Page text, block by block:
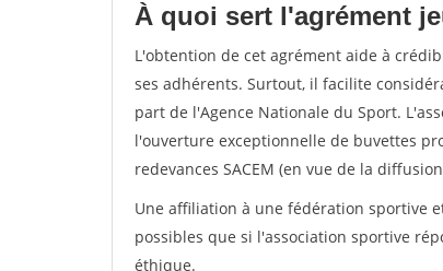
À quoi sert l'agrément
L'obtention de cet agrément aide à
ses adhérents. Surtout, il facilite
part de l'Agence Nationale du Sport.
l'ouverture exceptionnelle de buvettes
redevances SACEM (en vue de la
Une affiliation à une fédération sportive
possibles que si l'association sportive
éthique.